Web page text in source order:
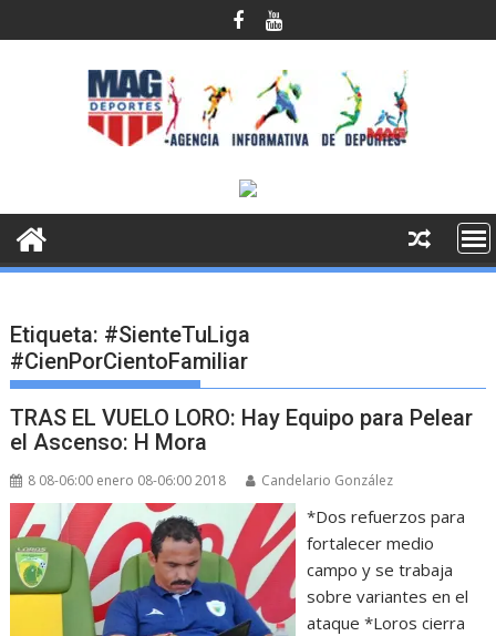
al
Etiqueta: #SienteTuLiga
#CienPorCientoFamiliar
TRAS EL VUELO LORO: Hay Equipo para Pelear
el Ascenso: H Mora
8 08-06:00 enero 08-06:00 2018 Candelario González
*Dos refuerzos para
fortalecer medio
campo y se trabaja
sobre variantes en el
ataque *Loros cierra